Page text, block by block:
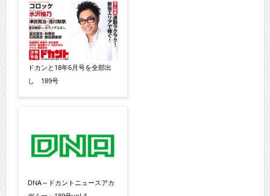
ドカンと18年6月号を全部出
し 189号
DNA～ドカントニュースアカ